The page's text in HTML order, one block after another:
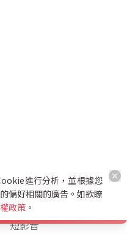
短影音
K幣兌換
進行分析，並根據您
偏好相關的廣告。如欲瞭
政策 。